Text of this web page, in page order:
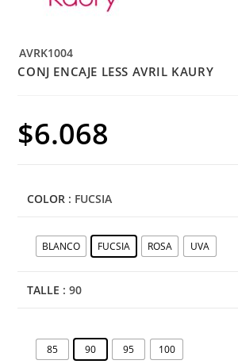
AVRK1004
CONJ ENCAJE LESS AVRIL KAURY
$6.068
COLOR : FUCSIA
BLANCO FUCSIA ROSA UVA
TALLE : 90
85 90 95 100